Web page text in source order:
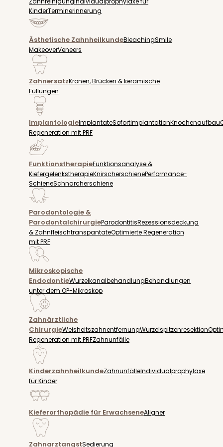
KinderTerminerinnerung
Ästhetische ZahnheilkundeBleachingSmile
MakeoverVeneers
ZahnersatzKronen, Brücken & keramische
Füllungen
ImplantologieImplantateSofortimplantationKnochenaufbau
Regeneration mit PRF
FunktionstherapieFunktionsanalyse &
KiefergelenkstherapieKnirscherschienePerformance-
SchieneSchnarcherschiene
Parodontologie &
ParodontalchirurgieParodontitisRezessionsdeckung
& ZahnfleischtranspantateOptimierte Regeneration
mit PRF
Mikroskopische
EndodontieWurzelkanalbehandlungBehandlungen
unter dem OP-Mikroskop
Zahnärztliche
ChirurgieWeisheitszahnentfernungWurzelspitzenresektion
Regeneration mit PRFZahnunfälle
KinderzahnheilkundeZahnunfälleIndividualprophylaxe
für Kinder
Kieferorthopädie für ErwachseneAligner
ZahnarztangstSedierung